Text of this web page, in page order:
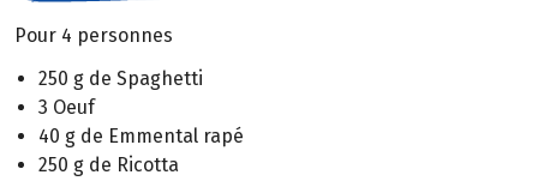
Pour 4 personnes
250 g de Spaghetti
3 Oeuf
40 g de Emmental rapé
250 g de Ricotta